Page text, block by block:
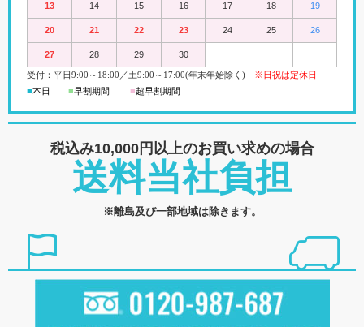
13 14 15 16 17 18 19
20 21 22 23 24 25 26
27 28 29 30
受付：平日9:00 ～18:00 ／ 土9:00 ～ 17:00(年末年始除く) ※日祝は定休日
■本日 ■早割期間 ■超早割期間
税込み10,000円以上のお買い求めの場合
送料当社負担
※離島及び一部地域は除きます。